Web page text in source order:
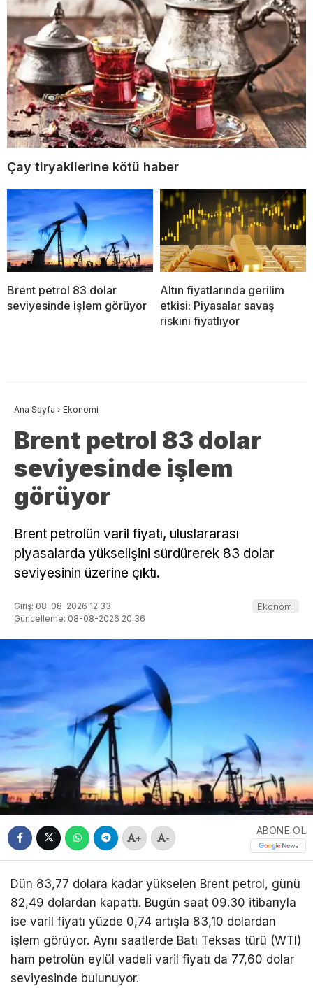
Çay tiryakilerine kötü haber
Brent petrol 83 dolar
seviyesinde işlem görüyor
Altın fiyatlarında gerilim
etkisi: Piyasalar savaş
riskini fiyatlıyor
Ana Sayfa › Ekonomi
Brent petrol 83 dolar
seviyesinde işlem
görüyor
Brent petrolün varil fiyatı, uluslararası
piyasalarda yükselişini sürdürerek 83 dolar
seviyesinin üzerine çıktı.
Giriş: 08-08-2026 12:33
Güncelleme: 08-08-2026 20:36
Ekonomi
+ -
ABONE OL
Dün 83,77 dolara kadar yükselen Brent petrol, günü
82,49 dolardan kapattı. Bugün saat 09.30 itibarıyla
ise varil fiyatı yüzde 0,74 artışla 83,10 dolardan
işlem görüyor. Aynı saatlerde Batı Teksas türü (WTI)
ham petrolün eylül vadeli varil fiyatı da 77,60 dolar
seviyesinde bulunuyor.